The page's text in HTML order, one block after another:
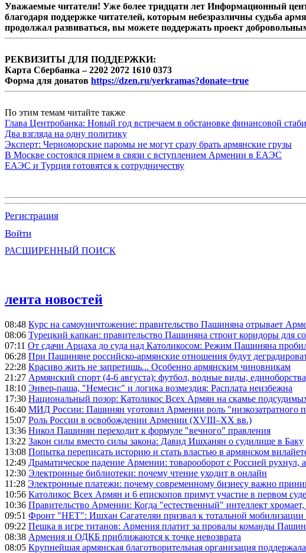
Уважаемые читатели! Уже более тридцати лет Информационный
благодаря поддержке читателей, которым небезразличны судьба
продолжал развиваться, вы можете поддержать проект
РЕКВИЗИТЫ ДЛЯ ПОДДЕРЖКИ:
Карта Сбербанка – 2202 2072 1610 0373
Форма для донатов https://dzen.ru/yerkramas?donate=true
По этим темам читайте также
Глава Центробанка: Новый год встречаем в обстановке финансовой
Два взгляда на одну политику
Эксперт: Черноморские паромы не могут сразу брать армянские грузы
В Москве состоялся прием в связи с вступлением Армении в ЕАЭС
ЕАЭС и Турция готовятся к сотрудничеству
Регистрация
Войти
РАСШИРЕННЫЙ ПОИСК
лента новостей
08:48 Курс на самоуничтожение: правительство Пашиняна отрывает
08:06 Турецкий капкан: правительство Пашиняна строит коридоры для
07:11 От сдачи Арцаха до суда над Католикосом: Режим Пашиняна
06:28 При Пашиняне российско-армянские отношения будут
22:28 Красиво жить не запретишь... Особенно армянским чиновникам
21:27 Армянский спорт (4-6 августа): футбол, водные виды,
18:10 Энвер-паша, "Немесис" и логика возмездия: Расплата неизбежна
17:30 Национальный позор: Католикос Всех Армян на скамье
16:40 МИД России: Пашинян уготовил Армении роль "низкозатратного
15:07 Роль России в освобождении Армении (XVIII–XX вв.)
13:36 Никол Пашинян переходит к формуле "вечного" правления
13:22 Закон силы вместо силы закона: Давид Ишханян о судилище в Баку
13:08 Попытка переписать историю и стать властью в армянском
12:49 Драматическое падение Армении: товарооборот с Россией рухнул,
12:30 Электронные библиотеки: почему чтение уходит в онлайн
11:28 Электронные платежи: почему современному бизнесу важно
10:56 Католикос Всех Армян и 6 епископов примут участие в первом
10:36 Правительство Армении: Когда "естественный" интеллект
09:51 Фронт "НЕТ": Ишхан Сагателян призвал к тотальной мобилизации
09:22 Пешка в игре титанов: Армения платит за провалы команды
08:38 Армения и ОДКБ приближаются к точке невозврата
08:05 Крупнейшая армянская благотворительная организация